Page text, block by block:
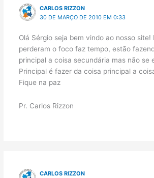
CARLOS RIZZON
30 DE MARÇO DE 2010 EM 0:33
Olá Sérgio seja bem vindo ao nosso site!
perderam o foco faz tempo, estão
principal a coisa secundária mas não se
Principal é fazer da coisa principal a
Fique na paz
Pr. Carlos Rizzon
CARLOS RIZZON